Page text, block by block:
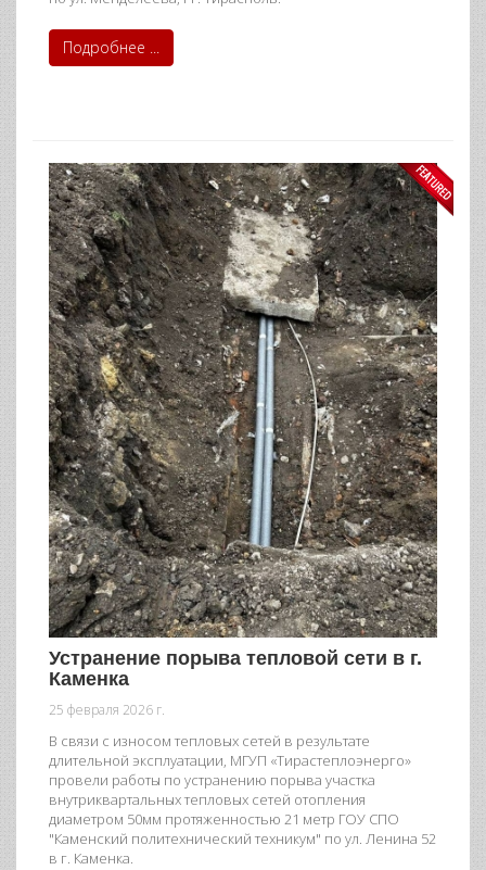
Подробнее ...
Устранение порыва тепловой сети в г.
Каменка
25 февраля 2026 г.
В связи с износом тепловых сетей в результате
длительной эксплуатации, МГУП «Тирастеплоэнерго»
провели работы по устранению порыва участка
внутриквартальных тепловых сетей отопления
диаметром 50мм протяженностью 21 метр ГОУ СПО
"Каменский политехнический техникум" по ул. Ленина 52
в г. Каменка.